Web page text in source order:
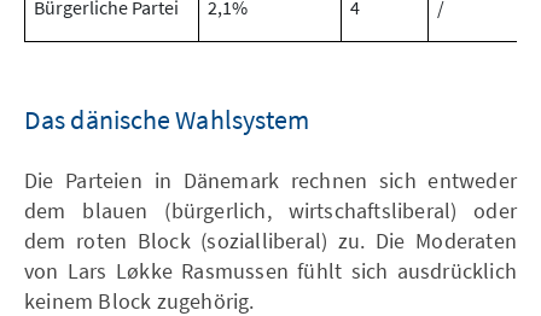
Bürgerliche Partei 2,1% 4 /
Das dänische Wahlsystem
Die Parteien in Dänemark rechnen sich entweder
dem blauen (bürgerlich, wirtschaftsliberal) oder
dem roten Block (sozialliberal) zu. Die Moderaten
von Lars Løkke Rasmussen fühlt sich ausdrücklich
keinem Block zugehörig.